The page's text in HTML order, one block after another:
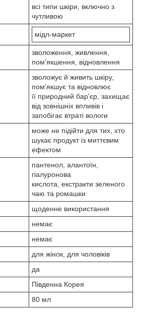
всі типи шкіри, включно з
чутливою
мідл-маркет
зволоження, живлення,
пом'якшення, відновлення
зволожує й живить шкіру,
пом'якшує та відновлює
її природний бар'єр, захищає
від зовнішніх впливів і
запобігає втраті вологи
може не підійти для тих, хто
шукає продукт із миттєвим
ефектом
пантенол, алантоїн,
гіалуронова
кислота, екстракти зеленого
чаю та ромашки
щоденне використання
немає
немає
для жінок, для чоловіків
да
Південна Корея
80 мл